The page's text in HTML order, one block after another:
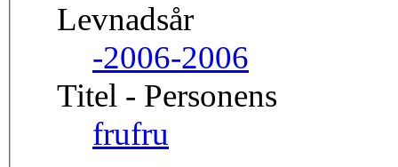
Levnadsår
-2006-2006
Titel - Personens
frufru